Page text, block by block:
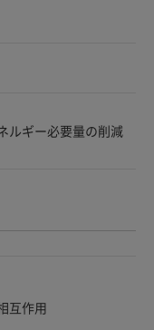
ルギー必要量の削減
互作用